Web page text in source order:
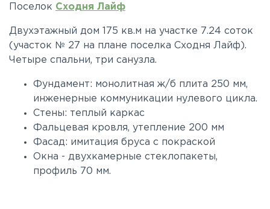
Поселок Сходня Лайф
Двухэтажный дом 175 кв.м на участке 7.24 соток
(участок № 27 на плане поселка Сходня Лайф).
Четыре спальни, три санузла.
Фундамент: монолитная ж/б плита 250 мм,
инженерные коммуникации нулевого цикла.
Стены: теплый каркас
Фальцевая кровля, утепление 200 мм
Фасад: имитация бруса с покраской
Окна - двухкамерные стеклопакеты,
профиль 70 мм.